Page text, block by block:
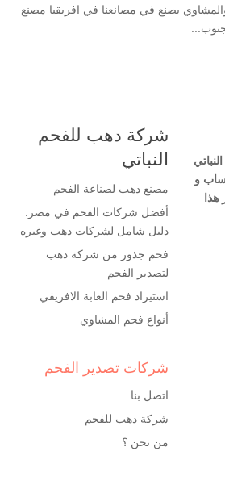
يصنع في مصانعنا في افريقيا مصنع
و
شركة دهب للفحم
النباتي
مصنع دهب لصناعة الفحم
أفضل شركات الفحم في مصر:
دليل شامل لشركات دهب وغيره
فحم جذور من شركة دهب
لتصدير الفحم
استيراد فحم الغابة الافريقي
أنواع فحم المشاوي
شركات تصدير الفحم
اتصل بنا
شركة دهب للفحم
من نحن ؟